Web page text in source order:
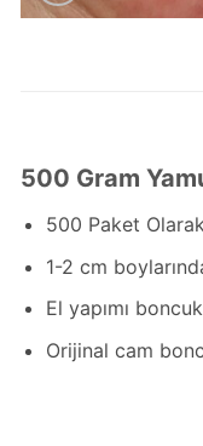
500 Gram
500 Paket
1-2 cm
El yapımı
Orijinal cam